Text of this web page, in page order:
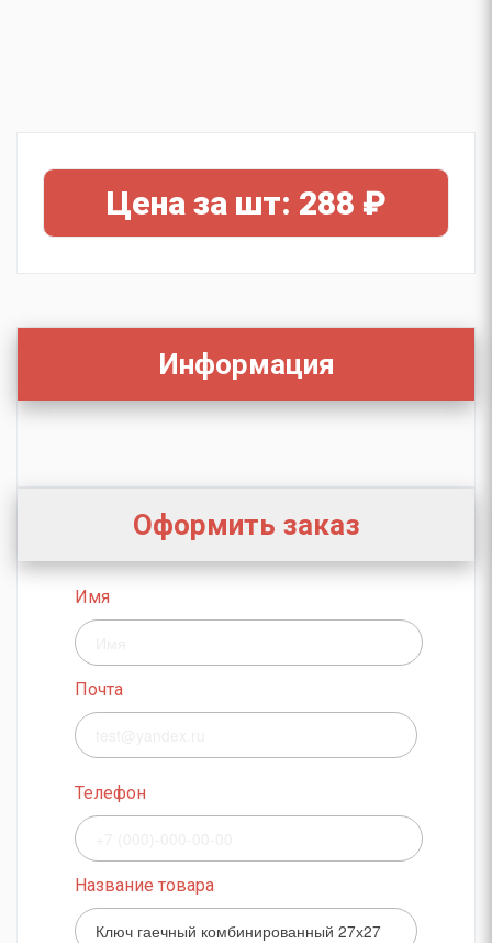
Цена за шт: 288 ₽
Информация
Оформить заказ
Имя
Почта
Телефон
Название товара